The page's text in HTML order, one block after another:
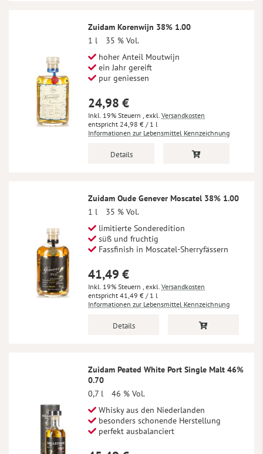
Zuidam Korenwijn 38% 1.00
1 l
35 % Vol.
hoher Anteil Moutwijn
ein Jahr gereift
pur geniessen
24,98 €
Inkl. 19% Steuern , exkl. Versandkosten
24,98 € / 1 l
Informationen zur Lebensmittel Kennzeichnung
Details
Zuidam Oude Genever Moscatel 38% 1.00
1 l
35 % Vol.
limitierte Sonderedition
süß und fruchtig
Fassfinish in Moscatel-Sherryfässern
41,49 €
Inkl. 19% Steuern , exkl. Versandkosten
41,49 € / 1 l
Informationen zur Lebensmittel Kennzeichnung
Details
Zuidam Peated White Port Single Malt 46%
0.70
0,7 l
46 % Vol.
Whisky aus den Niederlanden
besonders schonende Herstellung
perfekt ausbalanciert